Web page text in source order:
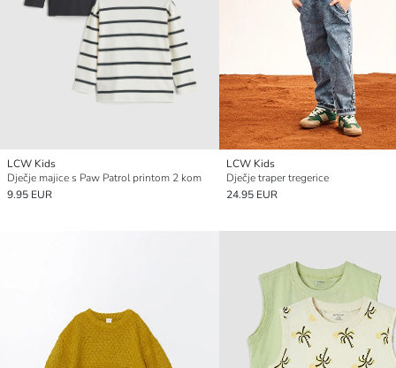
LCW Kids
Dječje majice s Paw Patrol printom 2 kom
9.95 EUR
LCW Kids
Dječje traper tregerice
24.95 EUR